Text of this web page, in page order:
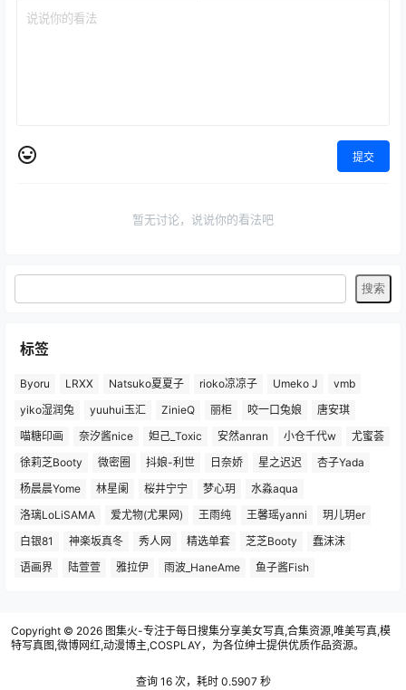
提交
暂无讨论，说说你的看法吧
标签
Byoru LRXX Natsuko夏夏子 rioko凉凉子 Umeko J
vmb
yiko湿润兔
yuuhui玉汇 ZinieQ 丽柜 咬一口兔娘
唐安琪
喵糖印画
奈汐酱nice 妲己_Toxic 安然anran 小仓千代w
尤蜜荟
徐莉芝Booty
微密圈 抖娘-利世 日奈娇 星之迟迟
杏子Yada
杨晨晨Yome
林星阑 桜井宁宁 梦心玥
水淼aqua
洛璃LoLiSAMA
爱尤物(尤果网) 王雨纯 王馨瑶yanni
玥儿玥er
白银81
神楽坂真冬 秀人网 精选单套 芝芝Booty
蠢沫沫
语画界
陆萱萱 雅拉伊 雨波_HaneAme 鱼子酱Fish
Copyright © 2026 图集火-专注于每日搜集分享美女写真,合集资源,唯美写真,模
特写真图,微博网红,动漫博主,COSPLAY，为各位绅士提供优质作品资源。
查询 16 次，耗时 0.5907 秒